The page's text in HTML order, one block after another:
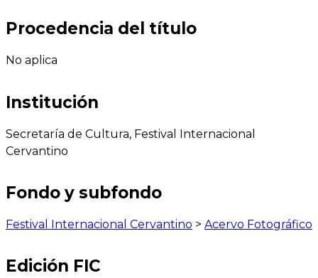
Procedencia del título
No aplica
Institución
Secretaría de Cultura, Festival Internacional
Cervantino
Fondo y subfondo
Festival Internacional Cervantino > Acervo Fotográfico
Edición FIC